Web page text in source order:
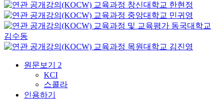
교육과정 창신대학교 한현정
교육과정 중앙대학교 민귀영
교육과정 및 교육평가 동국대학교
김수동
교육과정 목원대학교 김진영
원문보기 2
KCI
스콜라
인용하기